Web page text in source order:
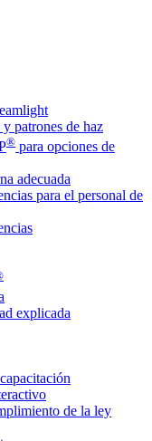
patrones de haz
® para opciones de
adecuada
para el personal de
explicada
de la ley